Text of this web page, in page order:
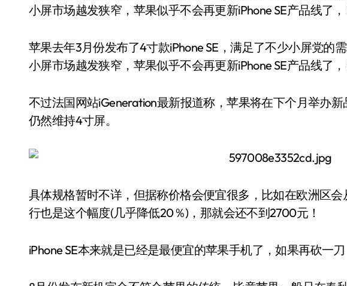
小屏市场越发狭窄，苹果似乎不会再更新iPhone SE产品线了，
苹果去年3月份发布了4寸款iPhone SE，满足了不少小屏党的
小屏市场越发狭窄，苹果似乎不会再更新iPhone SE产品线了，
不过法国网站iGeneration最新报道称，苹果将在下个月举办新
仍然维持4寸屏。
具体规格暂时不详，但据称价格会便宜很多，比如在欧洲区
行也是这个幅度(几乎降低20％)，那就会还不到2700元！
iPhone SE本来就是已经是最便宜的苹果手机了，如果再砍一